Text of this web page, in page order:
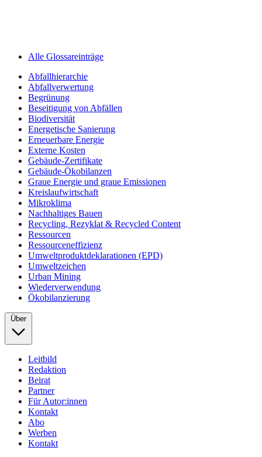
Alle Glossareinträge
Abfallhierarchie
Abfallverwertung
Begrünung
Beseitigung von Abfällen
Biodiversität
Energetische Sanierung
Erneuerbare Energie
Externe Kosten
Gebäude-Zertifikate
Gebäude-Ökobilanzen
Graue Energie und graue Emissionen
Kreislaufwirtschaft
Mikroklima
Nachhaltiges Bauen
Recycling, Rezyklat & Recycled Content
Ressourcen
Ressourceneffizienz
Umweltprodukt­deklarationen (EPD)
Umweltzeichen
Urban Mining
Wiederverwendung
Ökobilanzierung
Über
Leitbild
Redaktion
Beirat
Partner
Für Autor:innen
Kontakt
Abo
Werben
Kontakt